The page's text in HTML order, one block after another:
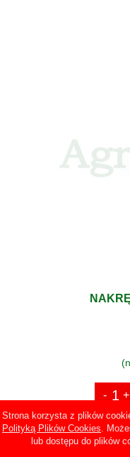
Strona korzysta z plików
Polityką Plików Cookies.
lub dostępu do plików